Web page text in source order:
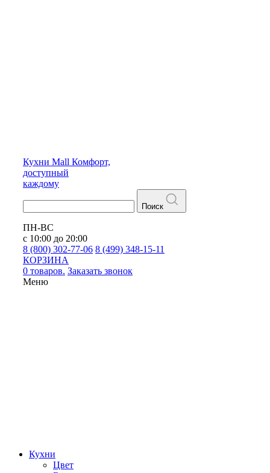
Кухни Mall Комфорт,
доступный
каждому
Поиск
ПН-ВС
с 10:00 до 20:00
8 (800) 302-77-06 8 (499) 348-15-11
КОРЗИНА
0 товаров. Заказать звонок
Меню
Кухни
Цвет